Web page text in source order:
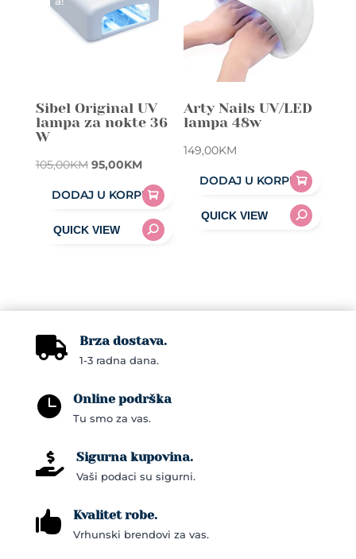
Sibel Original UV
lampa za nokte 36
W
105,00KM Original
105,00KM.
95,00KMCurrent
price
is:
95,00KM.
DODAJ U KORPU
Arty Nails UV/LED
lampa 48w
149,00KM
DODAJ U KORPU
 Brza dostava.
1-3 radna dana.
 Online podrška
Tu smo za vas.
 Sigurna kupovina.
Vaši podaci su sigurni.
 Kvalitet robe.
Vrhunski brendovi za vas.